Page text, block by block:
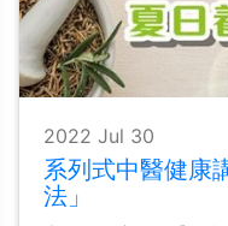
2022 Jul 30
系列式中醫健康
法」